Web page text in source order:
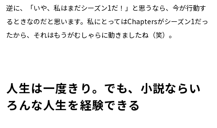
逆に、「いや、私はまだシーズン1だ！」と思うなら、今が行動す
るときなのだと思います。私にとってはChaptersがシーズン1だっ
たから、それはもうがむしゃらに動きましたね（笑）。
人生は一度きり。でも、小説ならい
ろんな人生を経験できる